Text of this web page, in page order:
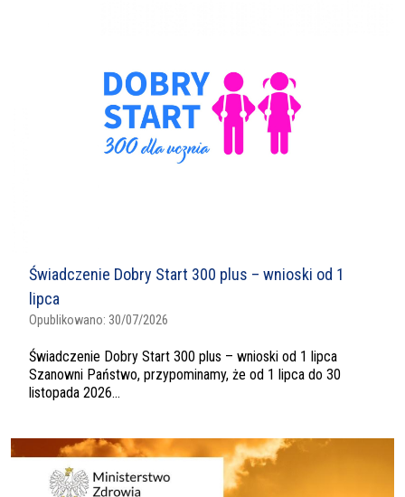
Świadczenie Dobry Start 300 plus – wnioski od 1
lipca
Opublikowano: 30/07/2026
Świadczenie Dobry Start 300 plus – wnioski od 1 lipca
Szanowni Państwo, przypominamy, że od 1 lipca do 30
listopada 2026...